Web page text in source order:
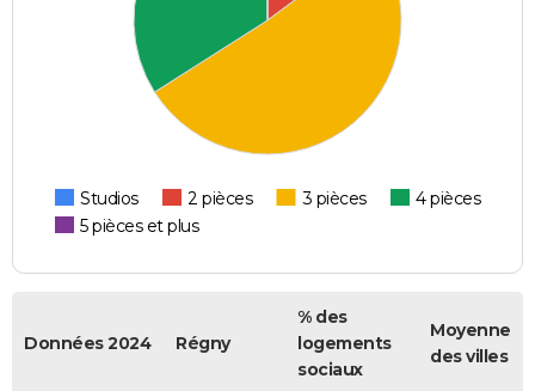
Studios 2 pièces 3 pièces
4 pièces
5 pièces et plus
Données 2024 Régny
% des
logements
sociaux
Moyenne
des villes